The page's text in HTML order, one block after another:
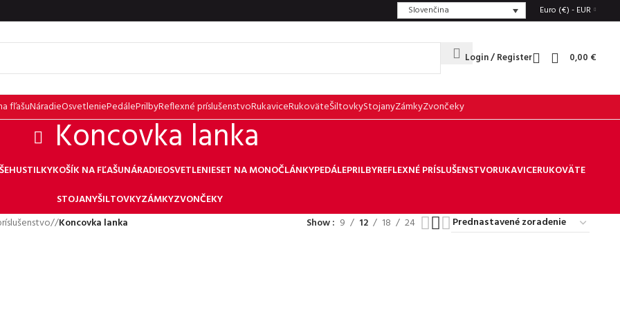
Slovenčina Euro (€) - EUR
Login / Register 0,00 €
fľašuNáradieOsvetleniePedálePrilbyReflexné príslušenstvoRukaviceRukoväteŠiltovkyStojanyZámkyZvončeky
Koncovka lanka
HUSTILKYKOŠÍK NA FĽAŠUNÁRADIEOSVETLENIESET NA MONOČLÁNKYPEDÁLEPRILBYREFLEXNÉ PRÍSLUŠENSTVORUKAVICERUKOVÄTE
STOJANYŠILTOVKYZÁMKYZVONČEKY
/ Koncovka lanka Show 9 12 18 24